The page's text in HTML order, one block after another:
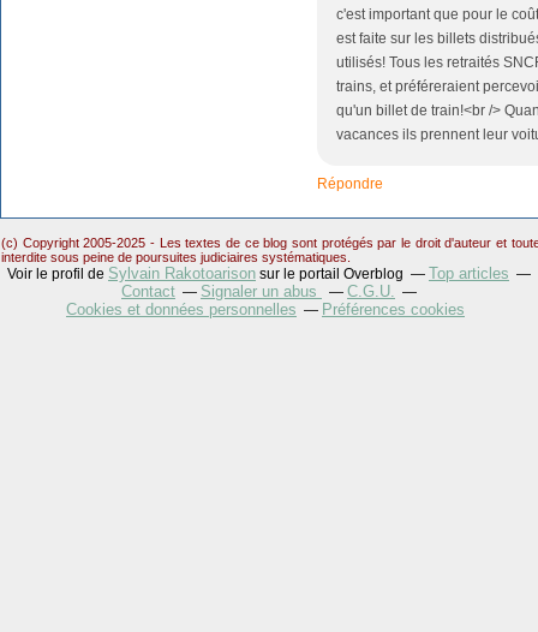
c'est important que pour le
est faite sur les billets
utilisés! Tous les retraités
trains, et préféreraient
qu'un billet de train!<br />
vacances ils prennent leur
Répondre
(c) Copyright 2005-2025 - Les textes de ce blog sont protégés par le droit d'auteur et
interdite sous peine de poursuites judiciaires systématiques.
Voir le profil de Sylvain Rakotoarison sur le portail Overblog
Top articles
Contact
Signaler un abus
C.G.U.
Cookies et données personnelles
Préférences cookies